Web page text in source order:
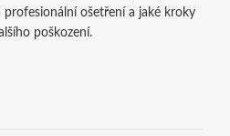
profesionální ošetření a jaké kroky
poškození.